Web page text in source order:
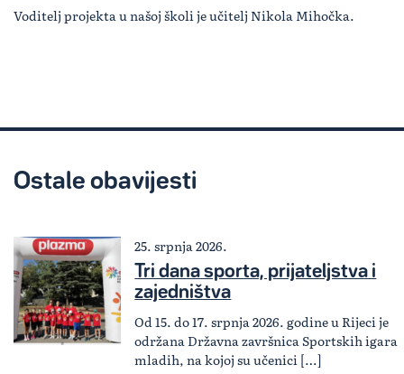
Voditelj projekta u našoj školi je učitelj Nikola Mihočka.
Ostale obavijesti
25. srpnja 2026.
Tri dana sporta, prijateljstva i
zajedništva
Od 15. do 17. srpnja 2026. godine u Rijeci je
održana Državna završnica Sportskih igara
mladih, na kojoj su učenici […]